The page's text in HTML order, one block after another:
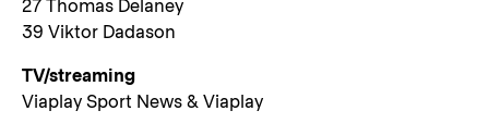
27 Thomas Delaney
39 Viktor Dadason
TV/streaming
Viaplay Sport News & Viaplay